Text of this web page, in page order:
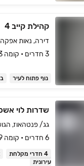
קהילת קייב 4
דירה, נאות אפקה
3 חדרים • קומה ‎3‏ • 50 מ״ר
נוף פתוח לעיר
שדרות לוי אשכול
6 חדרים • קומה ‎9‏ • 260 מ״ר
4 חדרי מקלחת
עירונית